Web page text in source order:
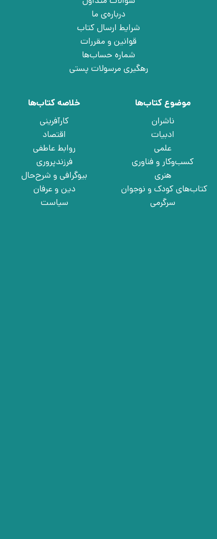
درباره‌ی ما
شرایط ارسال کتاب
قوانین و مقررات
شماره حساب‌ها
رهگیری مرسولات پستی
موضوع کتاب‌ها
ناشران
ادبیات
علمی
کسب‌وکار و فناوری
هنری
کتاب‌های کودک و نوجوان
سرگرمی
خلاصه کتاب‌ها
کارآفرینی
اقتصاد
روابط عاطفی
فرزندپروری
بیوگرافی و شرح‌حال
دین و عرفان
سیاست